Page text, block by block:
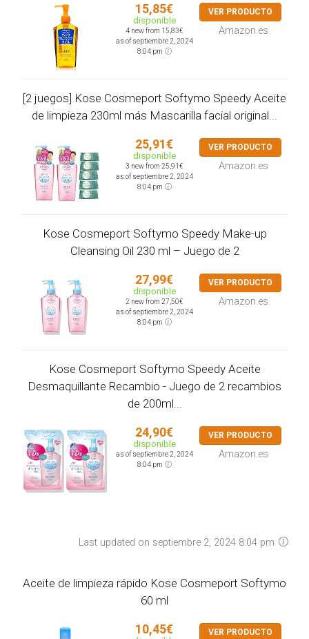
15,85€
disponible
4 new from 15,83€
as of septiembre 2, 2024
8:04 pm
VER PRODUCTO
Amazon.es
[2 juegos] Kose Cosmeport Softymo Speedy Aceite
de limpieza 230ml más Mascarilla facial original...
25,91€
disponible
3 new from 25,91€
as of septiembre 2, 2024
8:04 pm
VER PRODUCTO
Amazon.es
Kose Cosmeport Softymo Speedy Make-up
Cleansing Oil 230 ml – Juego de 2
27,99€
disponible
2 new from 27,50€
as of septiembre 2, 2024
8:04 pm
VER PRODUCTO
Amazon.es
Kose Cosmeport Softymo Speedy Aceite
Desmaquillante Recambio - Juego de 2 recambios
de 200ml...
24,90€
disponible
as of septiembre 2, 2024
8:04 pm
VER PRODUCTO
Amazon.es
Last updated on septiembre 2, 2024 8:04 pm
Aceite de limpieza rápido Kose Cosmeport Softymo
60 ml
10,45€ VER PRODUCTO